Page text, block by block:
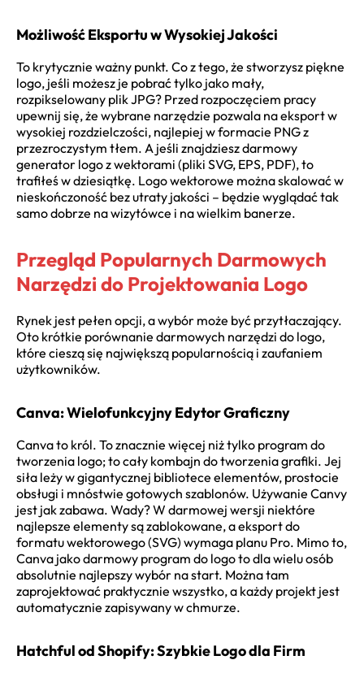
Możliwość Eksportu w Wysokiej Jakości
To krytycznie ważny punkt. Co z tego, że stworzysz piękne
logo, jeśli możesz je pobrać tylko jako mały,
rozpikselowany plik JPG? Przed rozpoczęciem pracy
upewnij się, że wybrane narzędzie pozwala na eksport w
wysokiej rozdzielczości, najlepiej w formacie PNG z
przezroczystym tłem. A jeśli znajdziesz darmowy
generator logo z wektorami (pliki SVG, EPS, PDF), to
trafiłeś w dziesiątkę. Logo wektorowe można skalować w
nieskończoność bez utraty jakości – będzie wyglądać tak
samo dobrze na wizytówce i na wielkim banerze.
Przegląd Popularnych Darmowych
Narzędzi do Projektowania Logo
Rynek jest pełen opcji, a wybór może być przytłaczający.
Oto krótkie porównanie darmowych narzędzi do logo,
które cieszą się największą popularnością i zaufaniem
użytkowników.
Canva: Wielofunkcyjny Edytor Graficzny
Canva to król. To znacznie więcej niż tylko program do
tworzenia logo; to cały kombajn do tworzenia grafiki. Jej
siła leży w gigantycznej bibliotece elementów, prostocie
obsługi i mnóstwie gotowych szablonów. Używanie Canvy
jest jak zabawa. Wady? W darmowej wersji niektóre
najlepsze elementy są zablokowane, a eksport do
formatu wektorowego (SVG) wymaga planu Pro. Mimo to,
Canva jako darmowy program do logo to dla wielu osób
absolutnie najlepszy wybór na start. Można tam
zaprojektować praktycznie wszystko, a każdy projekt jest
automatycznie zapisywany w chmurze.
Hatchful od Shopify: Szybkie Logo dla Firm